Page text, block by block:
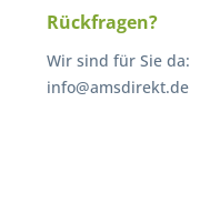
Rückfragen?
Wir sind für Sie da:
info@amsdirekt.de